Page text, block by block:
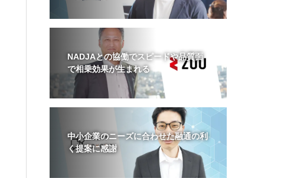
NADJAとの協働でスピードや品質面
で相乗効果が生まれる
中小企業のニーズに合わせた融通の利
く提案に感謝